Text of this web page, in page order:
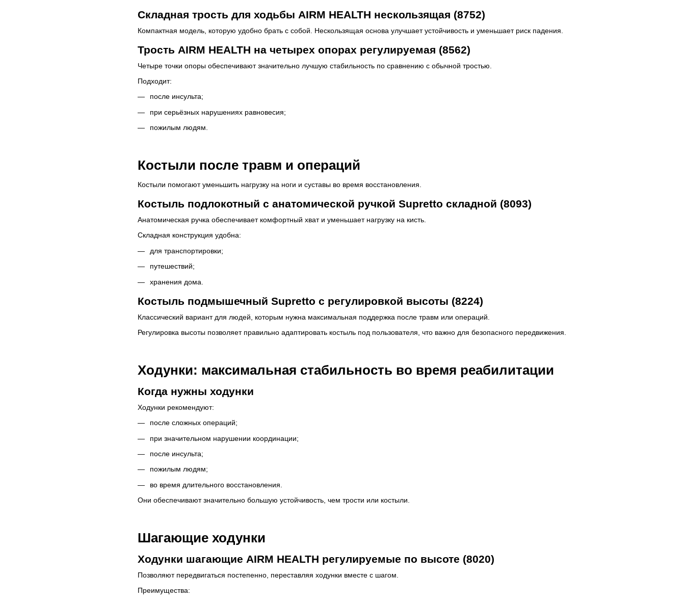
Складная трость для ходьбы AIRM HEALTH нескользящая (8752)
Компактная модель, которую удобно брать с собой. Нескользящая основа улучшает устойчивость и уменьшает риск падения.
Трость AIRM HEALTH на четырех опорах регулируемая (8562)
Четыре точки опоры обеспечивают значительно лучшую стабильность по сравнению с обычной тростью.
Подходит:
после инсульта;
при серьёзных нарушениях равновесия;
пожилым людям.
Костыли после травм и операций
Костыли помогают уменьшить нагрузку на ноги и суставы во время восстановления.
Костыль подлокотный с анатомической ручкой Supretto складной (8093)
Анатомическая ручка обеспечивает комфортный хват и уменьшает нагрузку на кисть.
Складная конструкция удобна:
для транспортировки;
путешествий;
хранения дома.
Костыль подмышечный Supretto с регулировкой высоты (8224)
Классический вариант для людей, которым нужна максимальная поддержка после травм или операций.
Регулировка высоты позволяет правильно адаптировать костыль под пользователя, что важно для безопасного передвижения.
Ходунки: максимальная стабильность во время реабилитации
Когда нужны ходунки
Ходунки рекомендуют:
после сложных операций;
при значительном нарушении координации;
после инсульта;
пожилым людям;
во время длительного восстановления.
Они обеспечивают значительно большую устойчивость, чем трости или костыли.
Шагающие ходунки
Ходунки шагающие AIRM HEALTH регулируемые по высоте (8020)
Позволяют передвигаться постепенно, переставляя ходунки вместе с шагом.
Преимущества: